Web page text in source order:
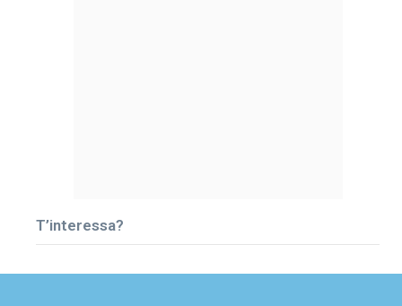
T’interessa?